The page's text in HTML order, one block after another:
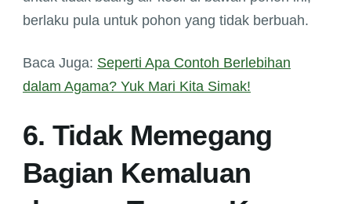
berlaku pula untuk pohon yang tidak berbuah.
Baca Juga: Seperti Apa Contoh Berlebihan
dalam Agama? Yuk Mari Kita Simak!
6. Tidak Memegang
Bagian Kemaluan